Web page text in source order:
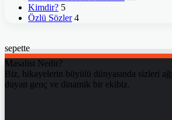
Kimdir? 5
Özlü Sözler 4
sepette
Masalist Nedir?
Biz, hikayelerin büyülü dünyasında sizleri
duyan genç ve dinamik bir ekibiz.